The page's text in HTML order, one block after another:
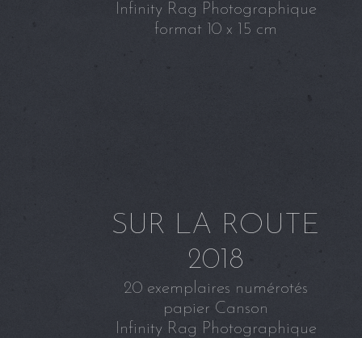
SUR LA ROUTE
2018
20 exemplaires numérotés
papier Canson
Infinity Rag Photographique
Infinity Rag Photographique
format 10 x 15 cm